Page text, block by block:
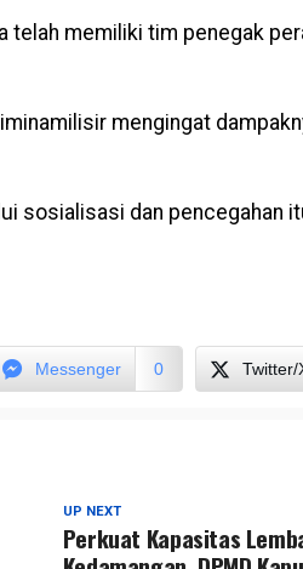
telah memiliki tim penegak
mengingat
sosialisasi dan pencegahan
Messenger 0 Twitter/
UP NEXT
Perkuat Kapasitas